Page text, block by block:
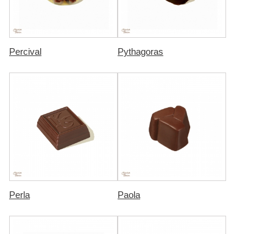
Percival Pythagoras
Perla Paola